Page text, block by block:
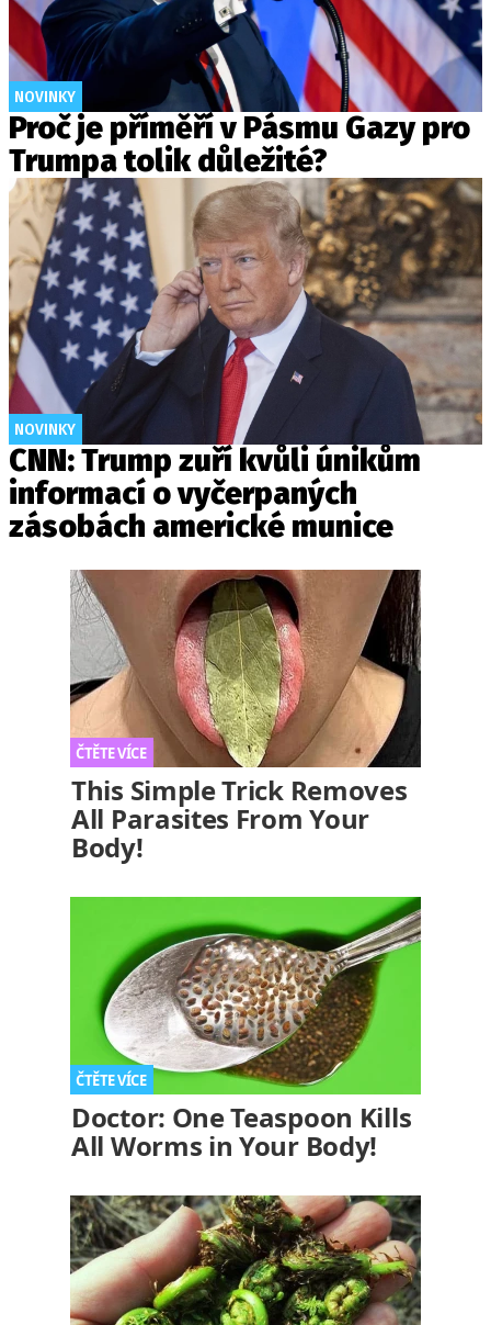
NOVINKY
Proč je příměří v Pásmu Gazy pro
Trumpa tolik důležité?
NOVINKY
CNN: Trump zuří kvůli únikům
informací o vyčerpaných
zásobách americké munice
This Simple Trick Removes
All Parasites From Your
Body!
Doctor: One Teaspoon Kills
All Worms in Your Body!